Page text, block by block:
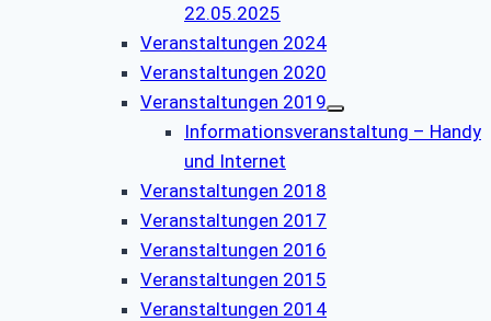
22.05.2025
Veranstaltungen 2024
Veranstaltungen 2020
Veranstaltungen 2019
Informationsveranstaltung – Handy
und Internet
Veranstaltungen 2018
Veranstaltungen 2017
Veranstaltungen 2016
Veranstaltungen 2015
Veranstaltungen 2014